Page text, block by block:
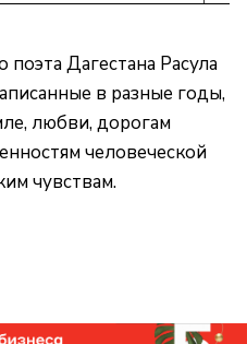
Дагестана Расула
в разные годы,
любви, дорогам
человеческой
чувствам.